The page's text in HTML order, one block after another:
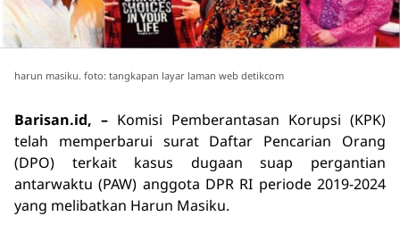
harun masiku. foto: tangkapan layar laman web detikcom
Barisan.id, – Komisi Pemberantasan Korupsi (KPK)
telah memperbarui surat Daftar Pencarian Orang
(DPO) terkait kasus dugaan suap pergantian
antarwaktu (PAW) anggota DPR RI periode 2019-2024
yang melibatkan Harun Masiku.